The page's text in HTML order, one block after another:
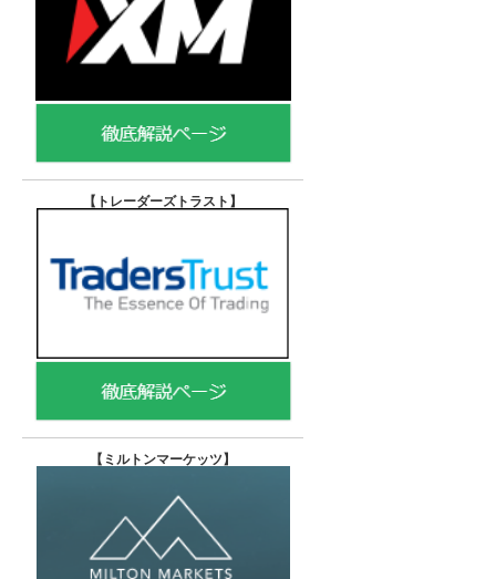
【トレーダーズトラスト 】
【 ミルトンマーケッツ】